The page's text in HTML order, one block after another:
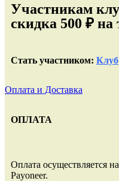
Участникам
скидка 500 ₽ на
Стать участником: Клуб
Оплата и Доставка
ОПЛАТА
Оплата осуществляется
Payoneer.